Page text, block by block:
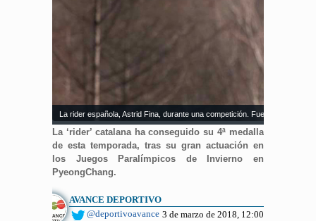
La rider española, Astrid Fina, durante una competición. Fuente: Natasja
La ‘rider’ catalana ha conseguido su 4ª medalla
de esta temporada, tras su gran actuación en
los Juegos Paralímpicos de Invierno en
PyeongChang.
AVANCE DEPORTIVO
@deportivoavance 3 de marzo de 2018, 12:00